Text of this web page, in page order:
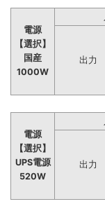
電源
【選択】
国産
1000W
出力
電源
【選択】
UPS電源
520W
出力